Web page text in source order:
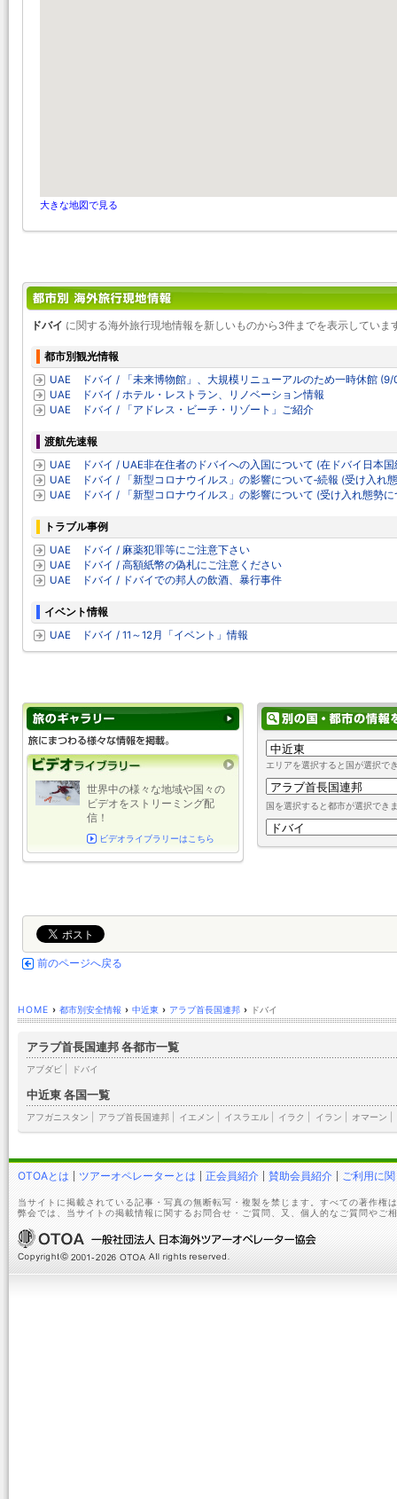
大きな地図で見る
ドバイ に関する海外旅行現地情報を新しいものから3件までを表示していま
都市別観光情報
UAE ドバイ / 「未来博物館」、大規模リニューアルのため一時休館 (9/
UAE ドバイ / ホテル・レストラン、リノベーション情報
UAE ドバイ / 「アドレス・ビーチ・リゾート」ご紹介
渡航先速報
UAE ドバイ / UAE非在住者のドバイへの入国について (在ドバイ日本
UAE ドバイ / 「新型コロナウイルス」の影響について‐続報 (受け入れ
UAE ドバイ / 「新型コロナウイルス」の影響について (受け入れ態勢に
トラブル事例
UAE ドバイ / 麻薬犯罪等にご注意下さい
UAE ドバイ / 高額紙幣の偽札にご注意ください
UAE ドバイ / ドバイでの邦人の飲酒、暴行事件
イベント情報
UAE ドバイ / 11～12月「イベント」情報
エリアを選択すると国が選択で
国を選択すると都市が選択でき
世界中の様々な地域や国々の
ビデオをストリーミング配
信！
ビデオライブラリーはこちら
前のページへ戻る
HOME › 都市別安全情報 › 中近東 › アラブ首長国連邦 › ドバイ
アラブ首長国連邦 各都市一覧
アブダビ ドバイ
中近東 各国一覧
アフガニスタン アラブ首長国連邦 イエメン イスラエル イラク イラン オマーン
OTOAとは ツアーオペレーターとは 正会員紹介 賛助会員紹介 ご利用に
当サイトに掲載されている記事・写真の無断転写・複製を禁じます。すべての著作権
弊会では、当サイトの掲載情報に関するお問合せ・ご質問、又、個人的なご質問やご